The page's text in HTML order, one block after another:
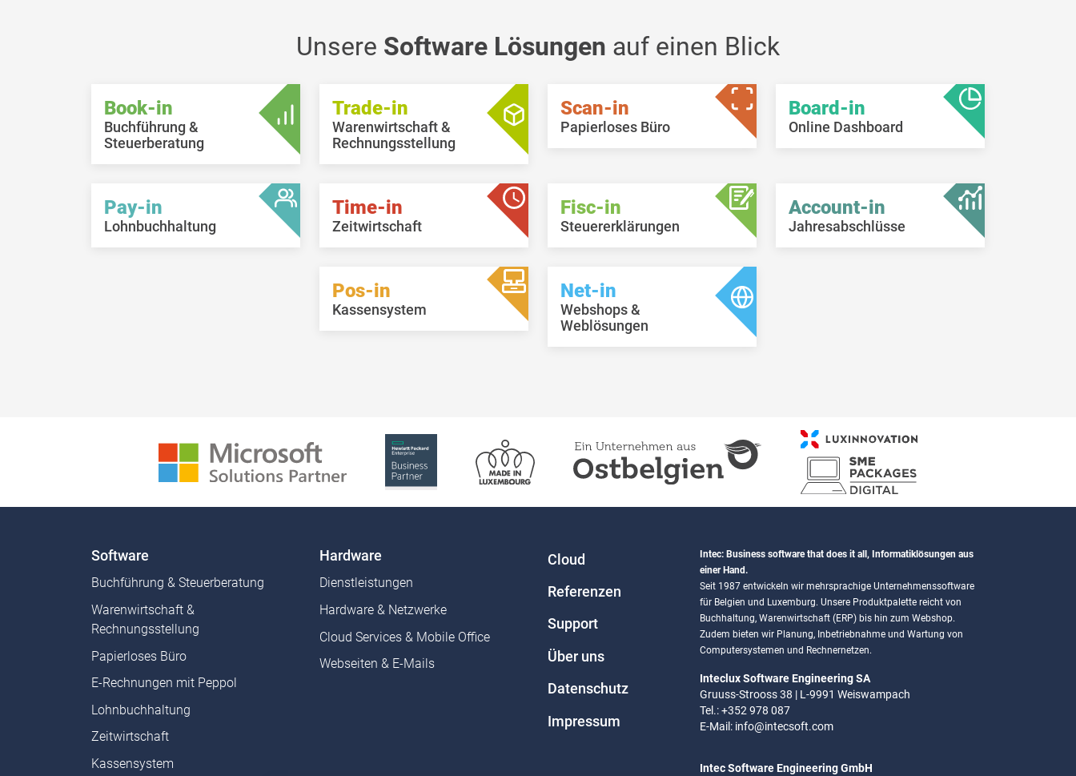
Unsere Software Lösungen auf einen Blick
Book-in
Buchführung &
Steuerberatung
Trade-in
Warenwirtschaft &
Rechnungsstellung
Scan-in
Papierloses Büro
Board-in
Online Dashboard
Pay-in
Lohnbuchhaltung
Time-in
Zeitwirtschaft
Fisc-in
Steuererklärungen
Account-in
Jahresabschlüsse
Pos-in
Kassensystem
Net-in
Webshops &
Weblösungen
Software
Buchführung & Steuerberatung
Warenwirtschaft &
Rechnungsstellung
Papierloses Büro
E-Rechnungen mit Peppol
Lohnbuchhaltung
Zeitwirtschaft
Kassensystem
Hardware
Dienstleistungen
Hardware & Netzwerke
Cloud Services & Mobile Office
Webseiten & E-Mails
Cloud
Referenzen
Support
Über uns
Datenschutz
Impressum
Intec: Business software that does it all, Informatiklösungen aus
einer Hand.
Seit 1987 entwickeln wir mehrsprachige Unternehmenssoftware
für Belgien und Luxemburg. Unsere Produktpalette reicht von
Buchhaltung, Warenwirtschaft (ERP) bis hin zum Webshop.
Zudem bieten wir Planung, Inbetriebnahme und Wartung von
Computersystemen und Rechnernetzen.
Inteclux Software Engineering SA
Gruuss-Strooss 38 | L-9991 Weiswampach
Tel.: +352 978 087
E-Mail: info@intecsoft.com
Intec Software Engineering GmbH